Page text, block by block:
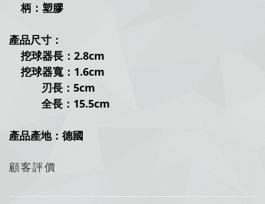
柄：塑膠
產品尺寸：
挖球器長：2.8cm
挖球器寬：1.6cm
刃長：5cm
全長：15.5cm
產品產地：德國
顧客評價